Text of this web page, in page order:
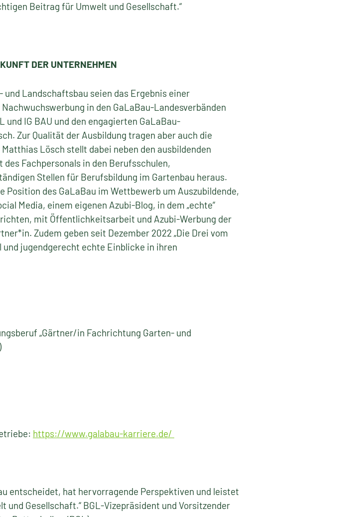
Beitrag für Umwelt und Gesellschaft.“
DER UNTERNEHMEN
Landschaftsbau seien das Ergebnis einer
in den GaLaBau-Landesverbänden
IG BAU und den engagierten GaLaBau-
Zur Qualität der Ausbildung tragen aber auch die
Lösch stellt dabei neben den ausbildenden
Fachpersonals in den Berufsschulen,
Stellen für Berufsbildung im Gartenbau heraus.
Position des GaLaBau im Wettbewerb um Auszubildende,
Media, einem eigenen Azubi-Blog, in dem „echte“
mit Öffentlichkeitsarbeit und Azubi-Werbung der
Zudem geben seit Dezember 2022 „Die Drei vom
und jugendgerecht echte Einblicke in ihren
„Gärtner/in Fachrichtung Garten- und
https://www.galabau-karriere.de/
entscheidet, hat hervorragende Perspektiven und leistet
Gesellschaft.“ BGL-Vizepräsident und Vorsitzender